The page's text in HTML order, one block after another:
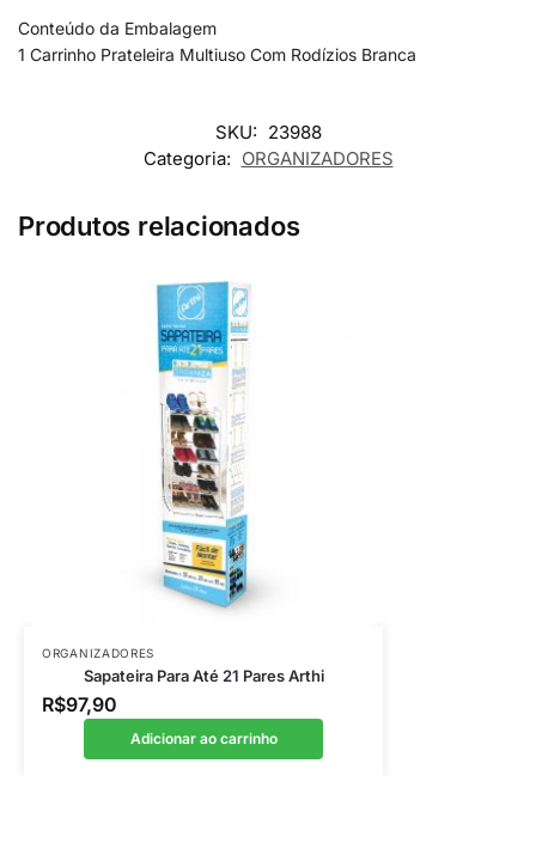
Conteúdo da Embalagem
1 Carrinho Prateleira Multiuso Com Rodízios Branca
SKU: 23988
Categoria: ORGANIZADORES
Produtos relacionados
ORGANIZADORES
Sapateira Para Até 21 Pares Arthi
R$97,90
Adicionar ao carrinho